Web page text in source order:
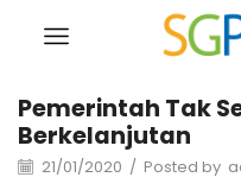
Pemerintah Tak
Berkelanjutan
21/01/2020 / Posted by